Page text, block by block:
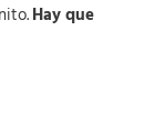
Hay que